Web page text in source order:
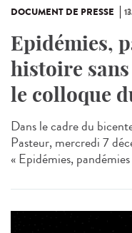
DOCUMENT DE PRESSE
Epidémies,
histoire
le colloque
Dans le cadre du
Pasteur, mercredi 7
« Epidémies,